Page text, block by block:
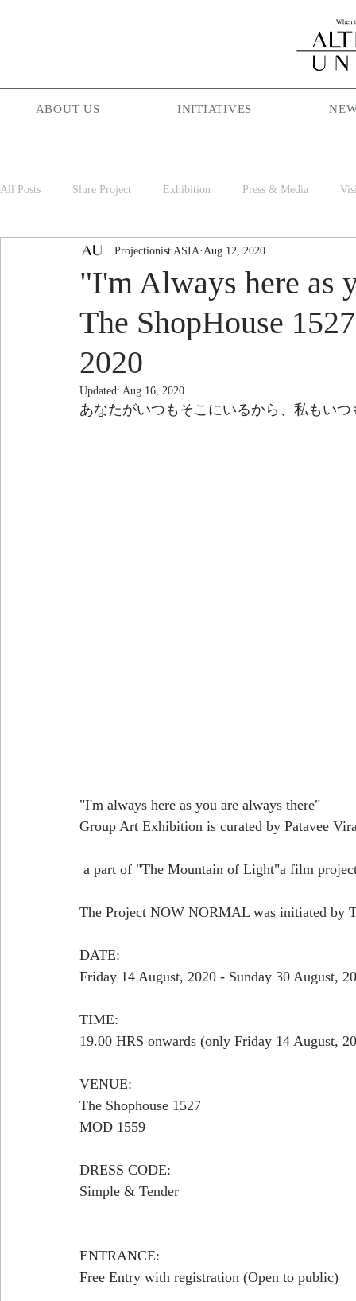
ABOUT US INITIATIVES
All Posts Slure Project Exhibition Press & Media
Projectionist ASIA Palam Palam Season Maniac
"I'm Always here as
The ShopHouse
2020
Projectionist ASIA Aug 12, 2020
Updated: Aug 16, 2020
あなたがいつもそこにいるから、私もい
"I'm always here as you are always there"
Group Art Exhibition is curated by Patavee
a part of "The Mountain of Light"a film
The Project NOW NORMAL was initiated by
DATE:
Friday 14 August, 2020 - Sunday 30 August,
TIME:
19.00 HRS onwards (only Friday 14 August,
VENUE:
The Shophouse 1527
MOD 1559
DRESS CODE:
Simple & Tender
ENTRANCE:
Free Entry with registration (Open to public)